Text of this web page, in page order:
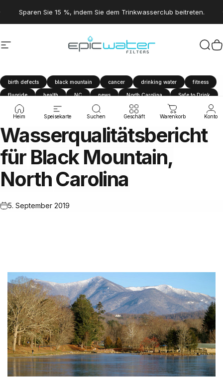
Sparen Sie 15 %, indem Sie dem Trinkwasserclub beitreten.
Seitennavigation Epic Water Filters USA
Heim Speisekarte Suchen Geschäft Warenkorb Konto
birth defects black mountain cancer drinking water fitness
fluoride health NC news North Carolina Safe to Drink
tap water travel water filter Water Quality Report
Wasserqualitätsbericht
für Black Mountain,
NorthCarolina
5. September 2019